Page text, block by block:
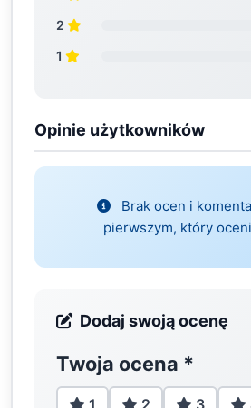
2
1
Opinie użytkowników
Brak ocen i
pierwszym, który
Dodaj swoją ocenę
Twoja ocena *
1 2 3